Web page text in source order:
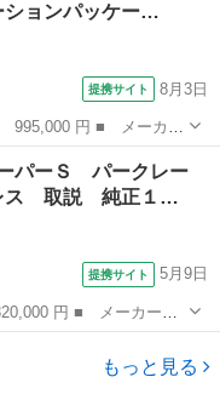
ョンパッケー…
提携サイト 8月3日
レード名： クーパ
ンパッケージ 純正ナ
パーＳ パークレー
取説 純正１…
提携サイト 5月9日
レード名： クーパー
純正１７インチＡ
もっと見る